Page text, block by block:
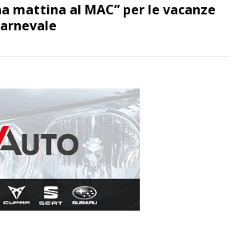
mattina al MAC” per le vacanze